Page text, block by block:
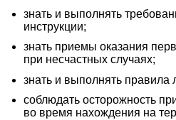
знать и выполнять
инструкции;
знать приемы оказания
при несчастных случаях;
знать и выполнять правила
соблюдать осторожность
во время нахождения на